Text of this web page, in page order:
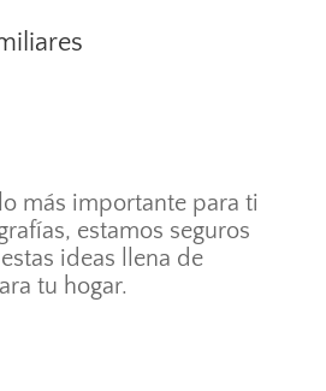
más importante para ti
estamos seguros
ideas llena de
tu hogar.